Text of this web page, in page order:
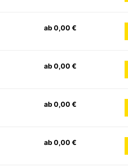
ab 0,00 €
ab 0,00 €
ab 0,00 €
ab 0,00 €